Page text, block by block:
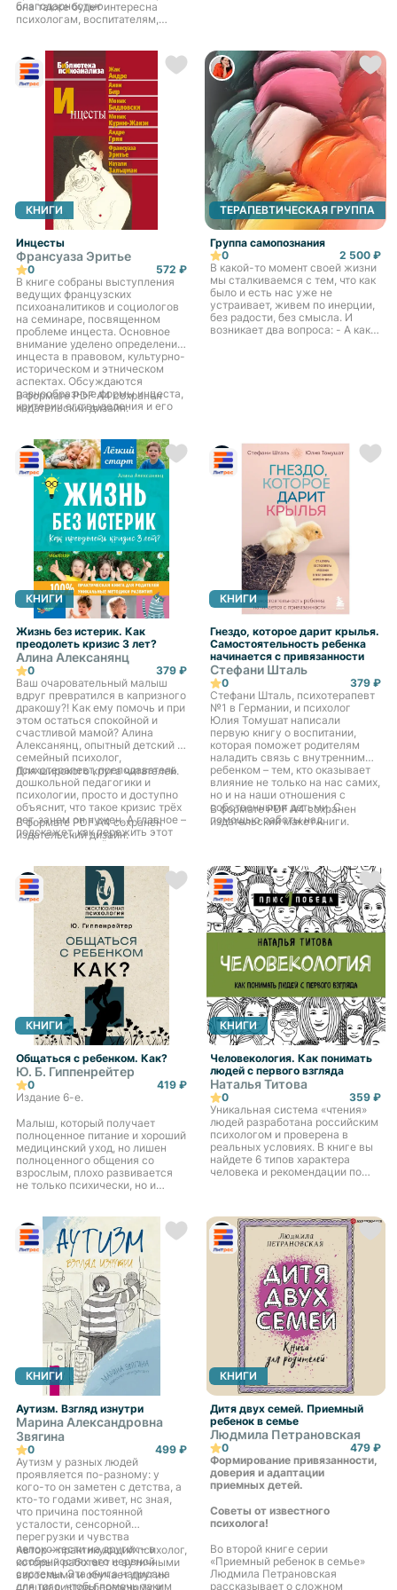
благодарностью.
она также будет интересна
психологам, воспитателям,
и они всегда могут на нее
рассчитывать.
КНИГИ
Инцесты
Франсуаза Эритье
0
572 ₽
В книге собраны выступления
ведущих французских
психоаналитиков и социологов
на семинаре, посвященном
проблеме инцеста. Основное
внимание уделено определению
инцеста в правовом, культурно-
историческом и этническом
аспектах. Обсуждаются
разнообразные формы инцеста,
критерии его выделения и его
В формате PDF A4 сохранён
издательский дизайн.
ТЕРАПЕВТИЧЕСКАЯ ГРУППА
Группа самопознания
0
2 500 ₽
В какой-то момент своей жизни
мы сталкиваемся с тем, что как
было и есть нас уже не
устраивает, живем по инерции,
без радости, без смысла. И
возникает два вопроса: - А как я
построить новое не будет сил.
Страшно, что не будешь понят
важными и значимыми для себя
людьми. Путь к изменениям
может начаться с честного
разговора о том, где вы сейчас.
Иногда важно осмотреться,
осознать, где вы находитесь
сейчас, и чего не хватает для
получения удовольствия от
жизни именно Вам. Я предлагаю
начать этот разговор в
терапевтической группе,
которая начнет работу в
октябре. Долгосрочная
терапевтическая группа в
очном формате позволяет
аккуратно и бережно искать и
находить ответы на сложные, но
очень важные вопросы, и что
еще важнее - находить силы на
изменения. Для записи в группу
необходимо: Пройти 3 интервью
с ведущим группы. Стоимость
интервью 2500 рублей,
длительность 50 минут. Условия
и правила группы обсуждаются
на встрече с каждым
кандидатом.
КНИГИ
Жизнь без истерик. Как
преодолеть кризис 3 лет?
Алина Алексанянц
0
379 ₽
Ваш очаровательный малыш
вдруг превратился в капризного
дракошу?! Как ему помочь и при
этом остаться спокойной и
счастливой мамой? Алина
Алексанянц, опытный детский и
семейный психолог,
психотерапевт, преподаватель
дошкольной педагогики и
психологии, просто и доступно
объяснит, что такое кризис трёх
лет, зачем он нужен. А главное –
подскажет, как пережить этот
период с пользой для вас и
эффективный алгоритм
профилактики детских истерик и
капризов, освоите современные
психологические техники и
приёмы, а также научитесь
сочинять терапевтические
сказки, которые подружат
вашего ребёнка с его
эмоциями.
Для широкого круга читателей.
В формате PDF A4 сохранён
издательский дизайн.
КНИГИ
Гнездо, которое дарит крылья.
Самостоятельность ребенка
начинается с привязанности
Стефани Шталь
0
379 ₽
Стефани Шталь, психотерапевт
№1 в Германии, и психолог
Юлия Томушат написали
первую книгу о воспитании,
которая поможет родителям
наладить связь с внутренним
ребенком – тем, кто оказывает
влияние не только на нас самих,
но и на наши отношения с
собственными детьми. С
помощью работы над
потребностями – вы обретете
уверенность в себе и сможете
подарить ребенку тепло родного
гнезда и крылья для счастливой
и свободной жизни.
В формате PDF A4 сохранен
издательский макет книги.
КНИГИ
Общаться с ребенком. Как?
Ю. Б. Гиппенрейтер
0
419 ₽
Издание 6-е.
Малыш, который получает
полноценное питание и хороший
медицинский уход, но лишен
полноценного общения со
взрослым, плохо развивается
не только психически, но и
«Проблемные», «трудные»,
«непослушные» и
«невозможные» дети, так же как
дети «с комплексами»,
«забитые» или «несчастные» –
всегда результат неправильно
сложившихся отношений в
семье. Книга Юлии Борисовны
Гиппенрейтер нацелена на
гармонизацию
взаимоотношений в семье, ведь
стиль общения родителей
сказывается на будущем их
ребенка!
КНИГИ
Человекология. Как понимать
людей с первого взгляда
Наталья Титова
0
359 ₽
Уникальная система «чтения»
людей разработана российским
психологом и проверена в
реальных условиях. В книге вы
найдете 6 типов характера
человека и рекомендации по
окружающих с первого взгляда!
КНИГИ
Аутизм. Взгляд изнутри
Марина Александровна
Звягина
0
499 ₽
Аутизм у разных людей
проявляется по-разному: у
кого-то он заметен с детства, а
кто-то годами живет, нс зная,
что причина постоянной
усталости, сенсорной
перегрузки и чувства
непохожести на других – в
особенностях его нервной
системы. Эта книга написана
для того, чтобы помочь таким
Автор – практикующий психолог,
который работает с аутичными
взрослыми и обучает других
специалистов бережному и
КНИГИ
Дитя двух семей. Приемный
ребенок в семье
Людмила Петрановская
0
479 ₽
Формирование привязанности,
доверия и адаптации
приемных детей.
Советы от известного
психолога!
Во второй книге серии
«Приемный ребенок в семье»
Людмила Петрановская
рассказывает о сложном